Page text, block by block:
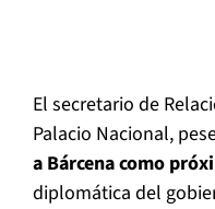
El secretario de
Palacio Nacional,
a Bárcena como
diplomática del